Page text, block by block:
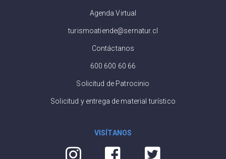
Agenda Virtual
turismoatiende@sernatur.cl
Contáctanos
600 600 60 66
Solicitud de Patrocinio
Solicitud y entrega de material turístico
VISÍTANOS